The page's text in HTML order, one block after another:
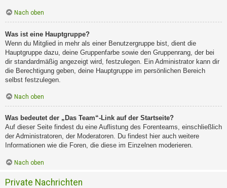
Nach oben
Was ist eine Hauptgruppe?
Wenn du Mitglied in mehr als einer Benutzergruppe bist, dient die
Hauptgruppe dazu, deine Gruppenfarbe sowie den Gruppenrang, der bei
dir standardmäßig angezeigt wird, festzulegen. Ein Administrator kann dir
die Berechtigung geben, deine Hauptgruppe im persönlichen Bereich
selbst festzulegen.
Nach oben
Was bedeutet der „Das Team“-Link auf der Startseite?
Auf dieser Seite findest du eine Auflistung des Forenteams, einschließlich
der Administratoren, der Moderatoren. Du findest hier auch weitere
Informationen wie die Foren, die diese im Einzelnen moderieren.
Nach oben
Private Nachrichten